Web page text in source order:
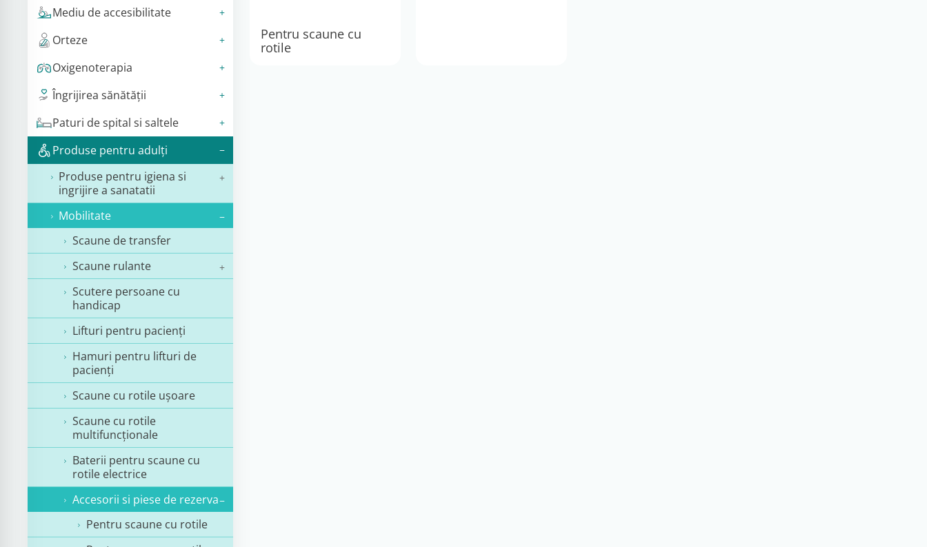
Mediu de accesibilitate
Orteze
Oxigenoterapia
Îngrijirea sănătății
Paturi de spital si saltele
Produse pentru adulţi
Produse pentru igiena si
ingrijire a sanatatii
Mobilitate
Scaune de transfer
Scaune rulante
Scutere persoane cu
handicap
Lifturi pentru pacienți
Hamuri pentru lifturi de
pacienți
Scaune cu rotile uşoare
Scaune cu rotile
multifuncţionale
Baterii pentru scaune cu
rotile electrice
Accesorii si piese de rezerva
Pentru scaune cu rotile
Pentru scaune cu
rotile